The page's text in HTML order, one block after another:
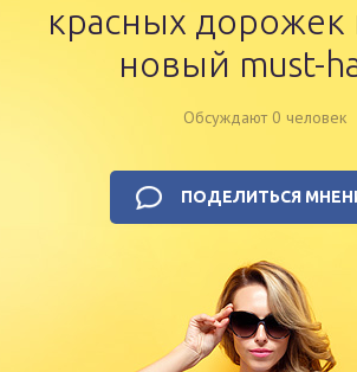
красных дорожек
новый must-
Обсуждают 0 человек
ПОДЕЛИТЬСЯ